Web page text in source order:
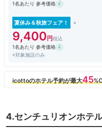
1名あたり 参考価格
夏休み＆秋旅フェア！
9,400
1名あたり 参考価格
※対象施設のみ
4.センチュリオンホテ